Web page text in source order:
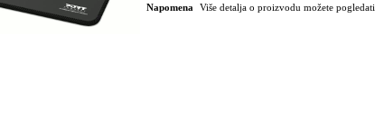
Napomena
Više detalja o proizvodu možete pogledati